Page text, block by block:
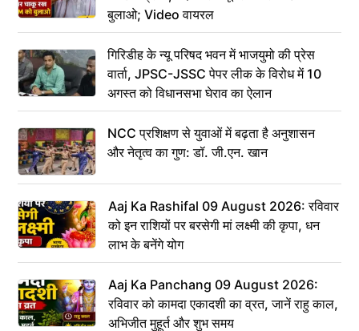
बुलाओ; Video वायरल
गिरिडीह के न्यू परिषद भवन में भाजयुमो की प्रेस
वार्ता, JPSC-JSSC पेपर लीक के विरोध में 10
अगस्त को विधानसभा घेराव का ऐलान
NCC प्रशिक्षण से युवाओं में बढ़ता है अनुशासन
और नेतृत्व का गुण: डॉ. जी.एन. खान
Aaj Ka Rashifal 09 August 2026: रविवार
को इन राशियों पर बरसेगी मां लक्ष्मी की कृपा, धन
लाभ के बनेंगे योग
Aaj Ka Panchang 09 August 2026:
रविवार को कामदा एकादशी का व्रत, जानें राहु काल,
अभिजीत मुहूर्त और शुभ समय